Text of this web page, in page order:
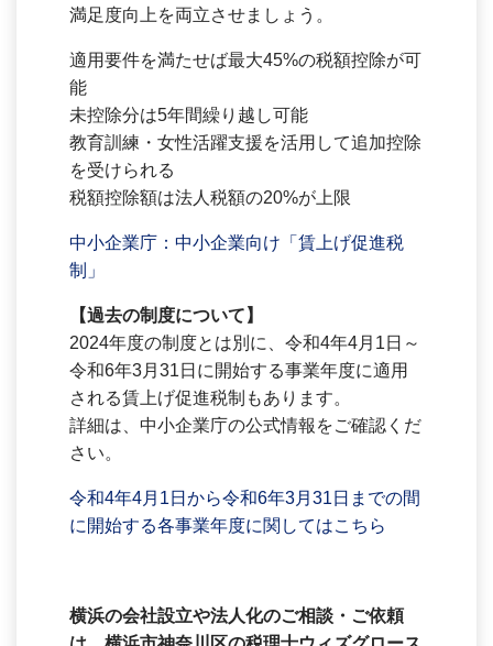
満足度向上を両立させましょう。
適用要件を満たせば最大45%の税額控除が可
能
未控除分は5年間繰り越し可能
教育訓練・女性活躍支援を活用して追加控除
を受けられる
税額控除額は法人税額の20%が上限
中小企業庁：中小企業向け「賃上げ促進税
制」
【過去の制度について】
2024年度の制度とは別に、令和4年4月1日～
令和6年3月31日に開始する事業年度に適用
される賃上げ促進税制もあります。
詳細は、中小企業庁の公式情報をご確認くだ
さい。
令和4年4月1日から令和6年3月31日までの間
に開始する各事業年度に関してはこちら
横浜の会社設立や法人化のご相談・ご依頼